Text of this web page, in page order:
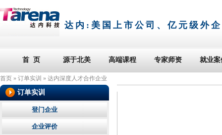
达内: 美国上市公司、亿元级外
首 页 源于北美 高端课程 专家师资 就业案
首页 » 订单实训 » 达内深度人才合作企业
订单实训
登门企业
企业评价